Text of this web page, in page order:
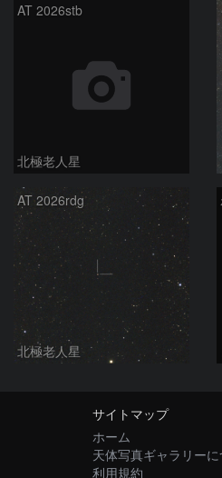
AT 2026stb
北極老人星
AT 2026rdg
北極老人星
サイトマップ
ホーム
天体写真ギャラリーに
利用規約